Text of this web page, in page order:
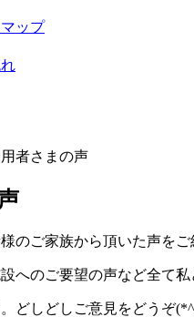
ップ
者さまの声
のご家族から頂いた声をご
へのご要望の声など全て
どしどしご意見をどうぞ